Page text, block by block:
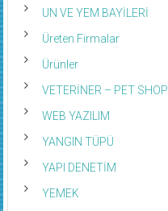
UN VE YEM BAYİLERİ
Üreten Firmalar
Ürünler
VETERİNER – PET SHOP
WEB YAZILIM
YANGIN TÜPÜ
YAPI DENETİM
YEMEK